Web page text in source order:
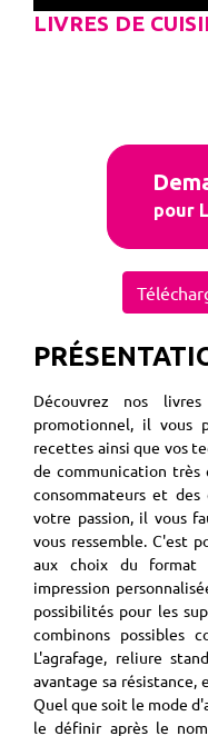
LIVRES DE
pour
Découvrez nos
promotionnel, il vous
recettes ainsi que vos
de communication
consommateurs et
votre passion, il vous
vous ressemble. C'est
aux choix du format
impression
possibilités pour les
combinons possibles
L'agrafage, reliure
avantage sa
Quel que soit le mode
le définir après le